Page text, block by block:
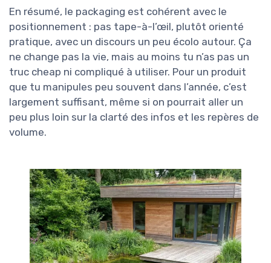
En résumé, le packaging est cohérent avec le
positionnement : pas tape-à-l’œil, plutôt orienté
pratique, avec un discours un peu écolo autour. Ça
ne change pas la vie, mais au moins tu n’as pas un
truc cheap ni compliqué à utiliser. Pour un produit
que tu manipules peu souvent dans l’année, c’est
largement suffisant, même si on pourrait aller un
peu plus loin sur la clarté des infos et les repères de
volume.